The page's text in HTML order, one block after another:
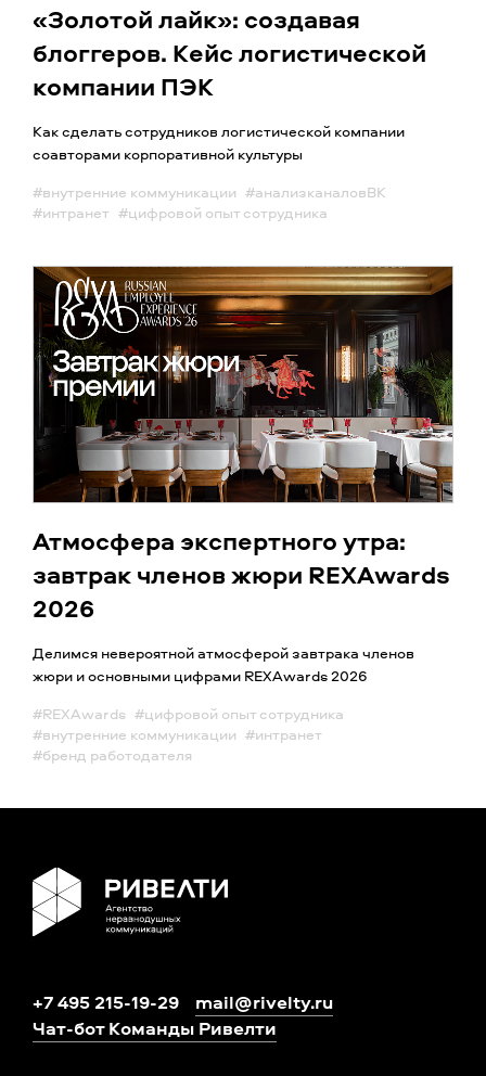
«Золотой лайк»: создавая
блоггеров. Кейс логистической
компании ПЭК
Как сделать сотрудников логистической компании
соавторами корпоративной культуры
#внутренние коммуникации #анализканаловВК
#интранет #цифровой опыт сотрудника
Атмосфера экспертного утра:
завтрак членов жюри REXAwards
2026
Делимся невероятной атмосферой завтрака членов
жюри и основными цифрами REXAwards 2026
#REXAwards #цифровой опыт сотрудника
#внутренние коммуникации #интранет
#бренд работодателя
+7 495 215-19-29
mail@rivelty.ru
Чат-бот Команды Ривелти